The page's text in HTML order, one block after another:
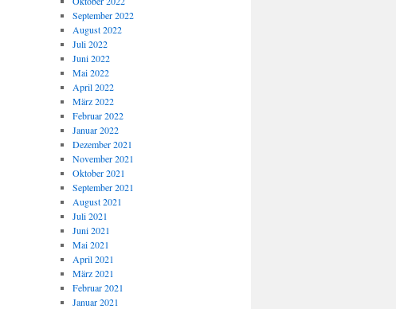
September 2022
August 2022
Juli 2022
Juni 2022
Mai 2022
April 2022
März 2022
Februar 2022
Januar 2022
Dezember 2021
November 2021
Oktober 2021
September 2021
August 2021
Juli 2021
Juni 2021
Mai 2021
April 2021
März 2021
Februar 2021
Januar 2021